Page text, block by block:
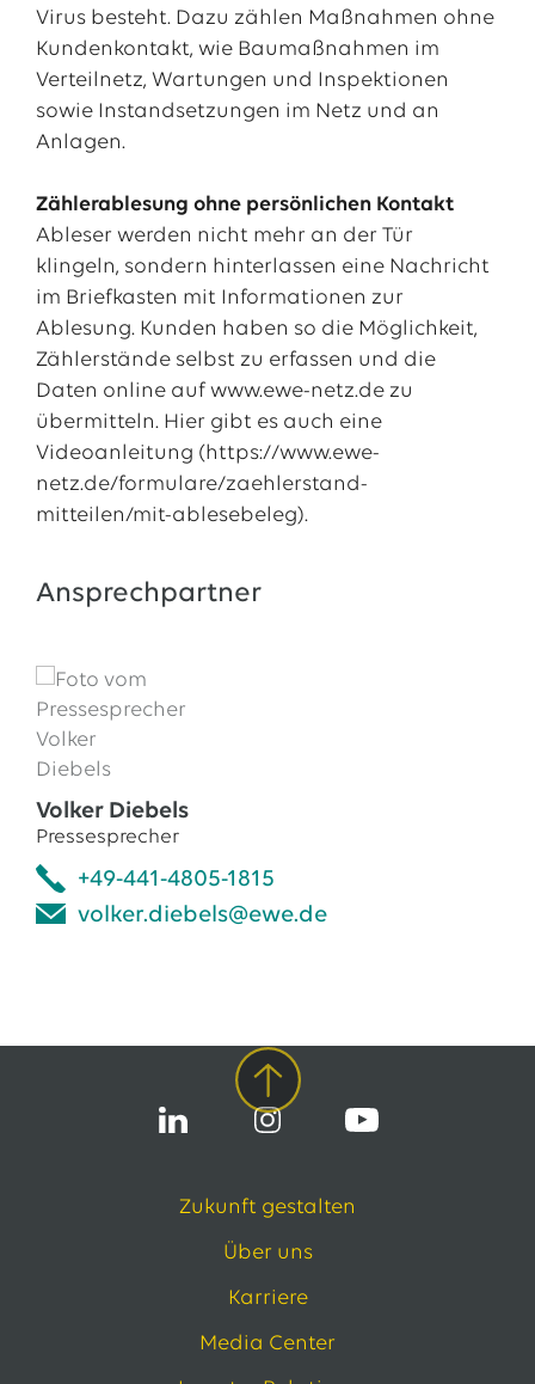
Virus besteht. Dazu zählen Maßnahmen ohne
Kundenkontakt, wie Baumaßnahmen im
Verteilnetz, Wartungen und Inspektionen
sowie Instandsetzungen im Netz und an
Anlagen.
Zählerablesung ohne persönlichen Kontakt
Ableser werden nicht mehr an der Tür
klingeln, sondern hinterlassen eine Nachricht
im Briefkasten mit Informationen zur
Ablesung. Kunden haben so die Möglichkeit,
Zählerstände selbst zu erfassen und die
Daten online auf www.ewe-netz.de zu
übermitteln. Hier gibt es auch eine
Videoanleitung (https://www.ewe-
netz.de/formulare/zaehlerstand-
mitteilen/mit-ablesebeleg).
Ansprechpartner
Volker Diebels
Pressesprecher
+49-441-4805-1815
volker.diebels@ewe.de
Zukunft gestalten
Über uns
Karriere
Media Center